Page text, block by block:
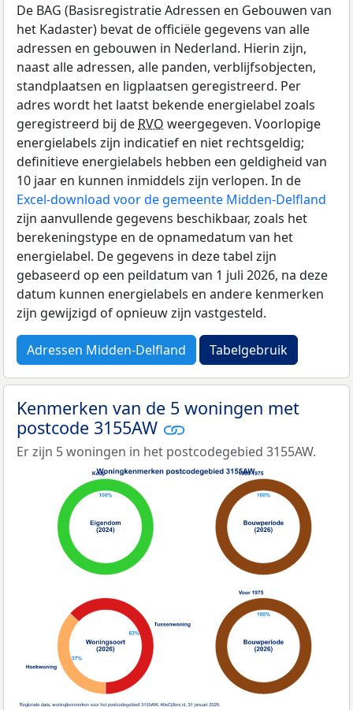
De BAG (Basisregistratie Adressen en Gebouwen van
het Kadaster) bevat de officiële gegevens van alle
adressen en gebouwen in Nederland. Hierin zijn,
naast alle adressen, alle panden, verblijfsobjecten,
standplaatsen en ligplaatsen geregistreerd. Per
adres wordt het laatst bekende energielabel zoals
geregistreerd bij de RVO weergegeven. Voorlopige
energielabels zijn indicatief en niet rechtsgeldig;
definitieve energielabels hebben een geldigheid van
10 jaar en kunnen inmiddels zijn verlopen. In de
Excel-download voor de gemeente Midden-Delfland
zijn aanvullende gegevens beschikbaar, zoals het
berekeningstype en de opnamedatum van het
energielabel. De gegevens in deze tabel zijn
gebaseerd op een peildatum van 1 juli 2026, na deze
datum kunnen energielabels en andere kenmerken
zijn gewijzigd of opnieuw zijn vastgesteld.
Adressen Midden-Delfland Tabelgebruik
Kenmerken van de 5 woningen met
postcode 3155AW
Er zijn 5 woningen in het postcodegebied 3155AW.